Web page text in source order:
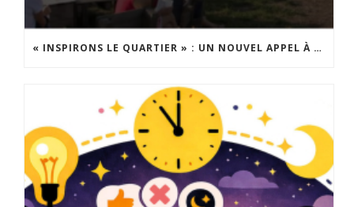
« INSPIRONS LE QUARTIER » : UN NOUVEL APPEL À PROJETS EST LANCÉ !